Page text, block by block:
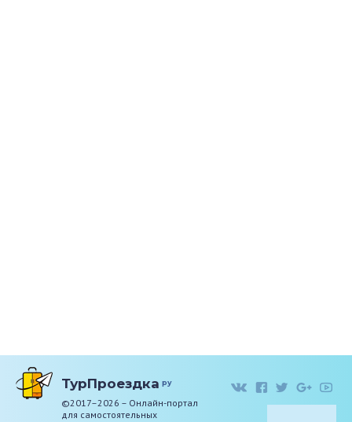
ТурПроездка ру
©2017–2026 – Онлайн-портал
для самостоятельных